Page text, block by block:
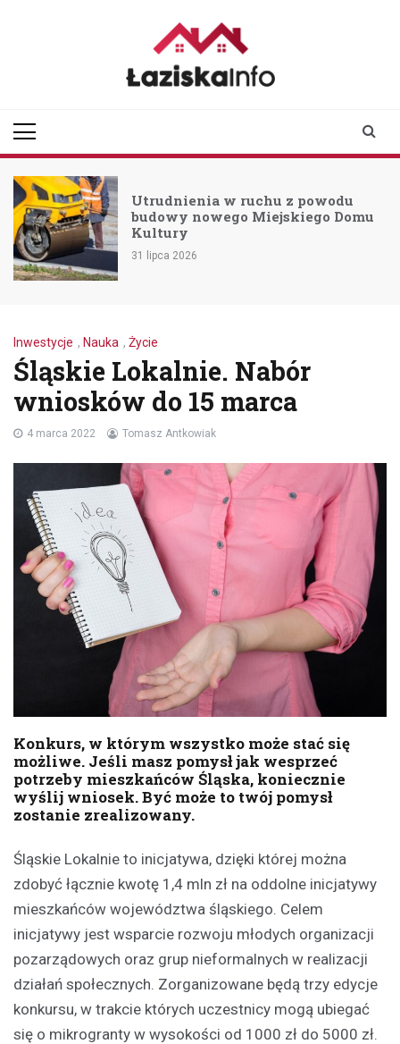
Utrudnienia w ruchu z powodu
budowy nowego Miejskiego Domu
Kultury
31 lipca 2026
Inwestycje , Nauka , Życie
Śląskie Lokalnie. Nabór
wniosków do 15 marca
4 marca 2022 Tomasz Antkowiak
Konkurs, w którym wszystko może stać się
możliwe. Jeśli masz pomysł jak wesprzeć
potrzeby mieszkańców Śląska, koniecznie
wyślij wniosek. Być może to twój pomysł
zostanie zrealizowany.
Śląskie Lokalnie to inicjatywa, dzięki której można
zdobyć łącznie kwotę 1,4 mln zł na oddolne inicjatywy
mieszkańców województwa śląskiego. Celem
inicjatywy jest wsparcie rozwoju młodych organizacji
pozarządowych oraz grup nieformalnych w realizacji
działań społecznych. Zorganizowane będą trzy edycje
konkursu, w trakcie których uczestnicy mogą ubiegać
się o mikrogranty w wysokości od 1000 zł do 5000 zł.